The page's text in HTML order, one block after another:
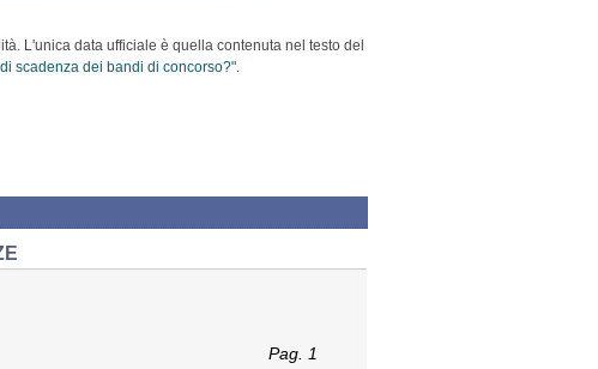
L'unica data ufficiale è quella contenuta nel testo del
scadenza dei bandi di concorso?".
Pag. 1